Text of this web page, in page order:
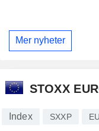
Mer nyheter
STOXX
Index SXXP